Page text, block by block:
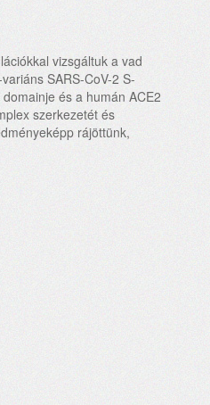
vizsgáltuk a vad
SARS-CoV-2 S-
és a humán ACE2
szerkezetét és
rájöttünk,